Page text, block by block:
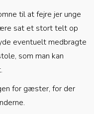
til at fejre jer unge
sat et stort telt op
eventuelt medbragte
som man kan
for gæster, for der